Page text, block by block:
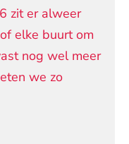
zit er alweer
elke buurt om
nog wel meer
we zo